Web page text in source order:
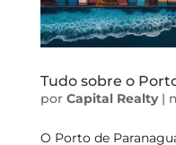
Tudo sobre o
por Capital Realty|
O Porto de